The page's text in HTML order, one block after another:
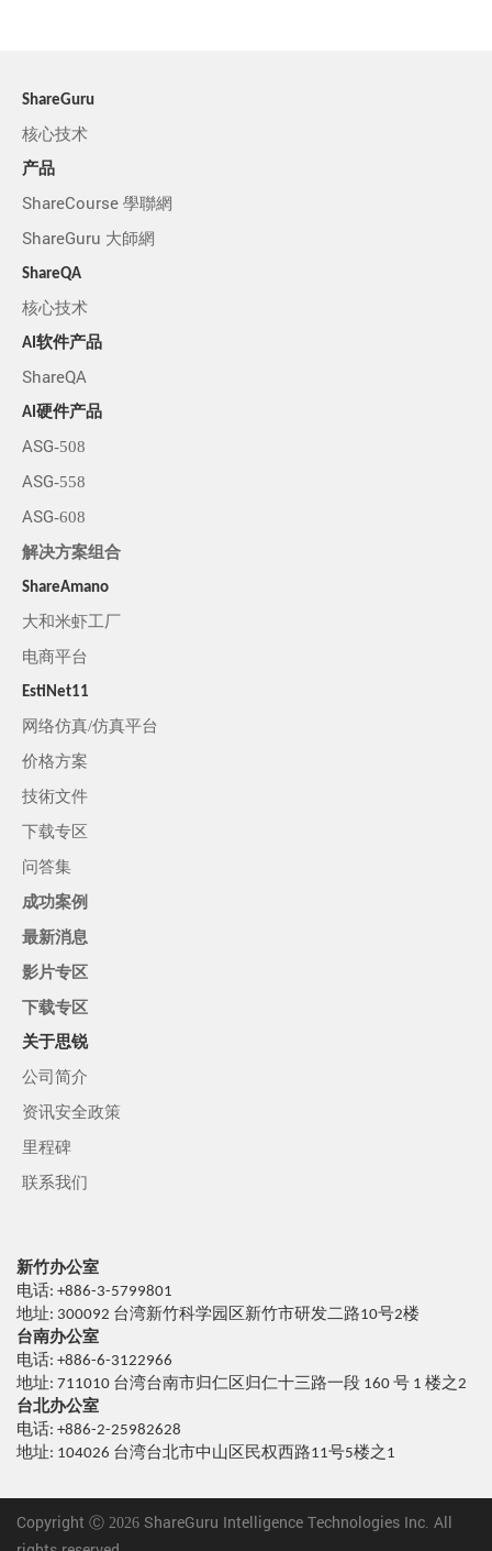
ShareGuru
核心技术
产品
ShareCourse 學聯網
ShareGuru 大師網
ShareQA
核心技术
AI软件产品
ShareQA
AI硬件产品
ASG-508
ASG-558
ASG-608
解决方案组合
ShareAmano
大和米虾工厂
电商平台
EstiNet11
网络仿真/仿真平台
价格方案
技術文件
下载专区
问答集
成功案例
最新消息
影片专区
下载专区
关于思锐
公司简介
资讯安全政策
里程碑
联系我们
新竹办公室
电话: +886-3-5799801
地址: 300092 台湾新竹科学园区新竹市研发二路10号2楼
台南办公室
电话: +886-6-3122966
地址: 711010 台湾台南市归仁区归仁十三路一段 160 号 1 楼之2
台北办公室
电话: +886-2-25982628
地址: 104026 台湾台北市中山区民权西路11号5楼之1
Copyright Ⓒ 2026 ShareGuru Intelligence Technologies Inc. All